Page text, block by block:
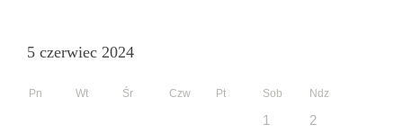
5 czerwiec 2024
Pn Wt Śr Czw Pt Sob Ndz
1 2